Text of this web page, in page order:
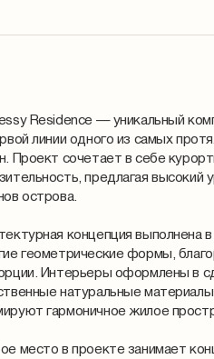
Residence — уникальный
линии одного из самых
Проект сочетает в себе
предлагая высокий
острова.
концепция выполнена
геометрические формы,
Интерьеры оформлены в
натуральные
гармоничное жилое
место в проекте занимает